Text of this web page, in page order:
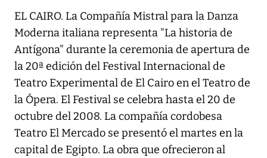
EL CAIRO. La Compañía Mistral para la Danza
Moderna italiana representa "La historia de
Antígona" durante la ceremonia de apertura de
la 20ª edición del Festival Internacional de
Teatro Experimental de El Cairo en el Teatro de
la Ópera. El Festival se celebra hasta el 20 de
octubre del 2008. La compañía cordobesa
Teatro El Mercado se presentó el martes en la
capital de Egipto. La obra que ofrecieron al